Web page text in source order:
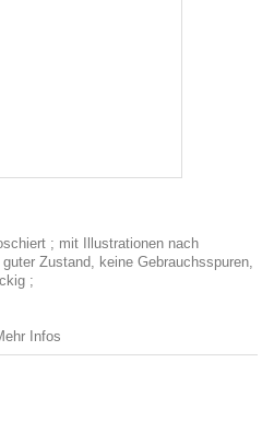
; mit Illustrationen nach
Zustand, keine Gebrauchsspuren,
;
Infos